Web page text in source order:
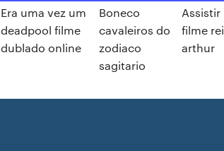
Era uma vez um
deadpool filme
dublado online
Boneco
cavaleiros do
zodiaco
sagitario
Assistir
filme rei
arthur